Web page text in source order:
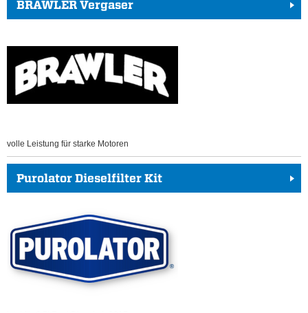
BRAWLER Vergaser
volle Leistung für starke Motoren
Purolator Dieselfilter Kit